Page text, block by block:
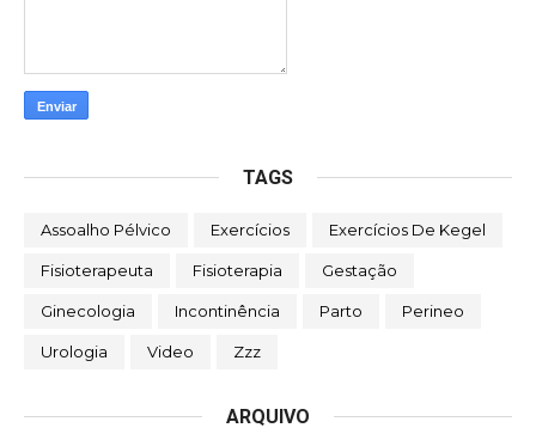
TAGS
Assoalho Pélvico Exercícios Exercícios De Kegel
Fisioterapeuta Fisioterapia Gestação
Ginecologia Incontinência Parto Perineo
Urologia Video Zzz
ARQUIVO